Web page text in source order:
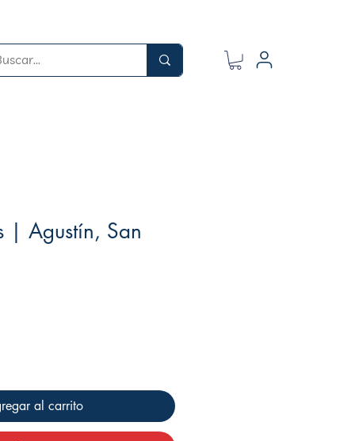
| Agustín, San
al carrito